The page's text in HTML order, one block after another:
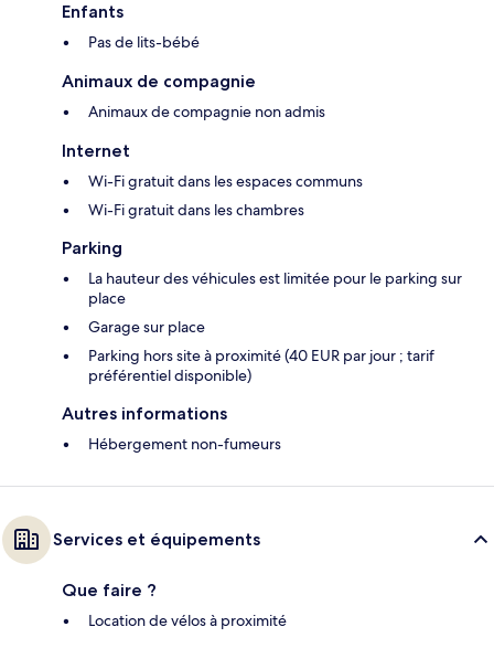
Enfants
Pas de lits-bébé
Animaux de compagnie
Animaux de compagnie non admis
Internet
Wi-Fi gratuit dans les espaces communs
Wi-Fi gratuit dans les chambres
Parking
La hauteur des véhicules est limitée pour le parking sur
place
Garage sur place
Parking hors site à proximité (40 EUR par jour ; tarif
préférentiel disponible)
Autres informations
Hébergement non-fumeurs
Services et équipements
Que faire ?
Location de vélos à proximité